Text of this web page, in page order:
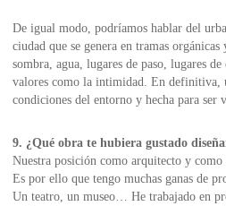
De igual modo, podríamos hablar del
ciudad que se genera en tramas
sombra, agua, lugares de paso, lugares
valores como la intimidad. En definitiva,
condiciones del entorno y hecha para ser
9. ¿Qué obra te hubiera gustado
Nuestra posición como arquitecto y como
Es por ello que tengo muchas ganas de
Un teatro, un museo… He trabajado en